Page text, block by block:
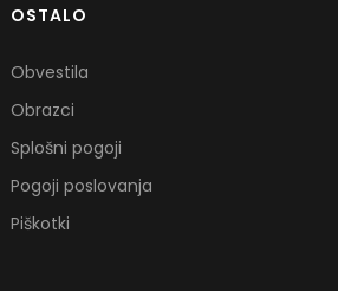
OSTALO
Obvestila
Obrazci
Splošni pogoji
Pogoji poslovanja
Piškotki